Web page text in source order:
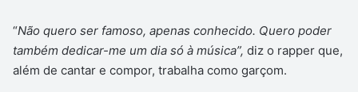
“Não quero ser famoso, apenas conhecido. Quero poder
também dedicar-me um dia só à música”, diz o rapper que,
além de cantar e compor, trabalha como garçom.